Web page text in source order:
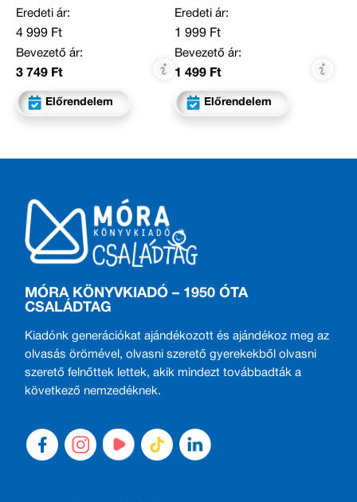
Eredeti ár:
4 999 Ft
Bevezető ár:
3 749 Ft
Előrendelem
Eredeti ár:
1 999 Ft
Bevezető ár:
1 499 Ft
Előrendelem
MÓRA KÖNYVKIADÓ – 1950 ÓTA
CSALÁDTAG
Kiadónk generációkat ajándékozott és ajándékoz meg az
olvasás örömével, olvasni szerető gyerekekből olvasni
szerető felnőttek lettek, akik mindezt továbbadták a
következő nemzedéknek.